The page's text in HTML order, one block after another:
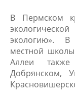
В Пермском
экологию». В
местной
Аллеи
Добрянском,